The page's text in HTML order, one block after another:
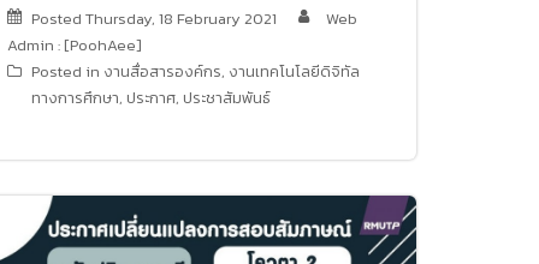
Posted Thursday, 18 February 2021
Web
Admin : [PoohAee]
Posted in งานสื่อสารองค์กร, งานเทคโนโลยีดิจิทัล
ทางการศึกษา, ประกาศ, ประชาสัมพันธ์